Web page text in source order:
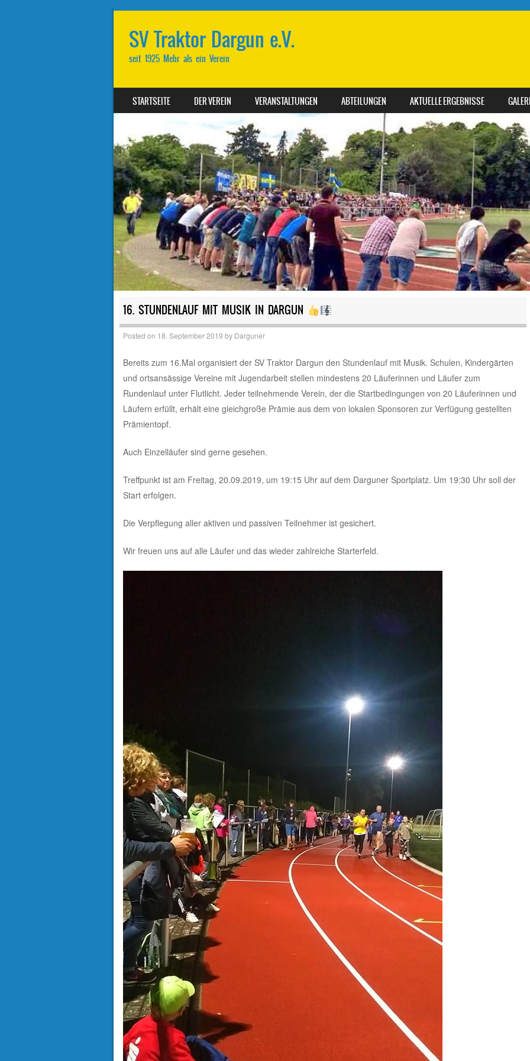
SV Traktor Dargun e.V.
seit 1925 Mehr als ein Verein
MENU
SKIP TO CONTENT
STARTSEITE DER VEREIN VERANSTALTUNGEN ABTEILUNGEN AKTUELLE ERGEBNISSE
16. STUNDENLAUF MIT MUSIK IN DARGUN
Posted on 18. September 2019 by Darguner
Bereits zum 16.Mal organisiert der SV Traktor Dargun den Stundenlauf mit Musik. Schulen, Kindergärten
und ortsansässige Vereine mit Jugendarbeit stellen mindestens 20 Läuferinnen und Läufer zum
Rundenlauf unter Flutlicht. Jeder teilnehmende Verein, der die Startbedingungen von 20 Läuferinnen und
Läufern erfüllt, erhält eine gleichgroße Prämie aus dem von lokalen Sponsoren zur Verfügung gestellten
Prämientopf.
Auch Einzelläufer sind gerne gesehen.
Treffpunkt ist am Freitag, 20.09.2019, um 19:15 Uhr auf dem Darguner Sportplatz. Um 19:30 Uhr soll der
Start erfolgen.
Die Verpflegung aller aktiven und passiven Teilnehmer ist gesichert.
Wir freuen uns auf alle Läufer und das wieder zahlreiche Starterfeld.